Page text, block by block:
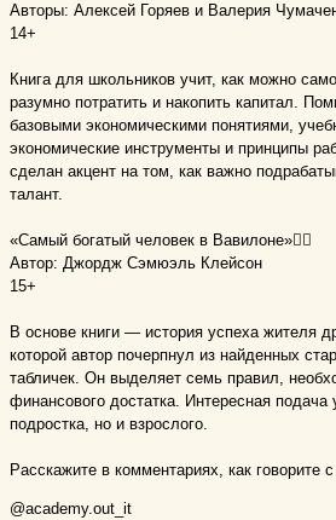
Авторы: Алексей Горяев и Валерия
14+
Книга для школьников учит, как можно
разумно потратить и накопить капитал.
базовыми экономическими понятиями,
экономические инструменты и принципы
сделан акцент на том, как важно
талант.
«Самый богатый человек в Вавилоне»🤵‍♂
Автор: Джордж Сэмюэль Клейсон
15+
В основе книги — история успеха жителя
которой автор почерпнул из найденных
табличек. Он выделяет семь правил,
финансового достатка. Интересная подача
подростка, но и взрослого.
Расскажите в комментариях, как говорите
@academy.out_it